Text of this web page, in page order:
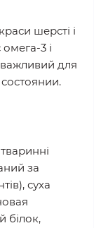
шерсті і
3 і
для
за
суха
білок,